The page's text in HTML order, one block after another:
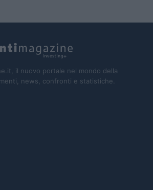
il nuovo portale nel mondo della
news, confronti e statistiche.